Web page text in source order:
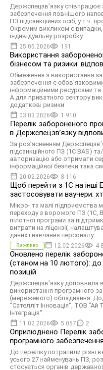
Держспецзв’язку
забезпечення повнішого
ПЗ підсанкційних осіб, у т.ч.
Окремим викликом є
індивідуальну розробку
25.05.2026 191
Використання
бізнесом та ризики:
Обмеження з використання
забезпечення є
інформаційними ресурсами та
А для приватного сектору
додаткові ризики
03.03.2026 1 910
Перелік забороненого
в Держспецзвʼязку
За розʼясненням
підсанкційного ПЗ (1C BAS)
авторизацію або отримати
інформаційної безпеки така
20.02.2026 8 116
Щоб перейти з 1С на інші
застосовувати ваучери:
Мікро- та малі підприємства
переходу з ворожого ПЗ (1С,
пілотної програми за
витрати на ліцензії,
даних і навчання персоналу
Важливо 12.02.2026 4
Оновлено перелік
(станом на 10 лютого): до
позицій
Держспецзв’язку доповнила
використання програмного
(мережевого) обладнання.
"Сателліт Інновація", ТОВ "Ай
Інтеграція".
11.02.2026 5 057 2
Оприлюднено Перелік
програмного
До переліку потрапили різні
усього 27 найменувань ПЗ,
стосується органів